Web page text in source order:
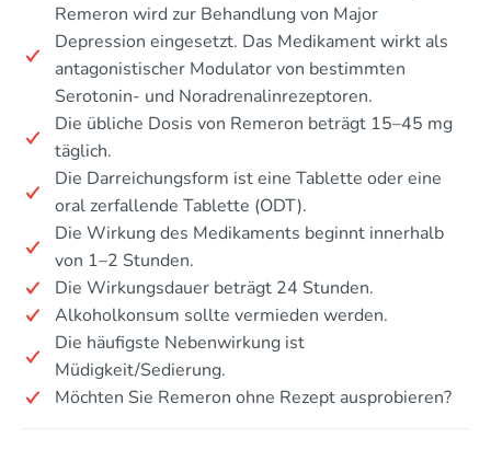
Remeron wird zur Behandlung von Major
Depression eingesetzt. Das Medikament wirkt als
antagonistischer Modulator von bestimmten
Serotonin- und Noradrenalinrezeptoren.
Die übliche Dosis von Remeron beträgt 15–45 mg
täglich.
Die Darreichungsform ist eine Tablette oder eine
oral zerfallende Tablette (ODT).
Die Wirkung des Medikaments beginnt innerhalb
von 1–2 Stunden.
Die Wirkungsdauer beträgt 24 Stunden.
Alkoholkonsum sollte vermieden werden.
Die häufigste Nebenwirkung ist
Müdigkeit/Sedierung.
Möchten Sie Remeron ohne Rezept ausprobieren?